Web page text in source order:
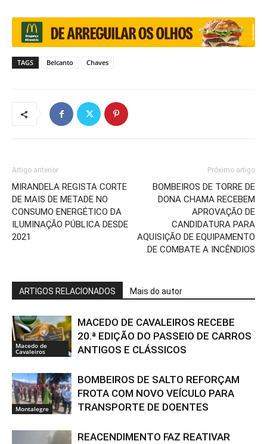
TAGS Belcanto Chaves
Artigo anterior
MIRANDELA REGISTA CORTE
DE MAIS DE METADE NO
CONSUMO ENERGÉTICO DA
ILUMINAÇÃO PÚBLICA DESDE
2021
Próximo artigo
BOMBEIROS DE TORRE DE
DONA CHAMA RECEBEM
APROVAÇÃO DE
CANDIDATURA PARA
AQUISIÇÃO DE EQUIPAMENTO
DE COMBATE A INCÊNDIOS
ARTIGOS RELACIONADOS Mais do autor
Macedo de
Cavaleiros
MACEDO DE CAVALEIROS RECEBE
20.ª EDIÇÃO DO PASSEIO DE CARROS
ANTIGOS E CLÁSSICOS
Montalegre
BOMBEIROS DE SALTO REFORÇAM
FROTA COM NOVO VEÍCULO PARA
TRANSPORTE DE DOENTES
REACENDIMENTO FAZ REATIVAR